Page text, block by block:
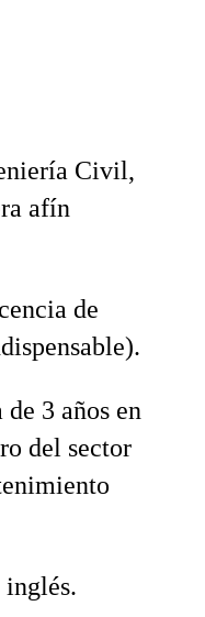
Civil,
afín
de
3 años en
del sector